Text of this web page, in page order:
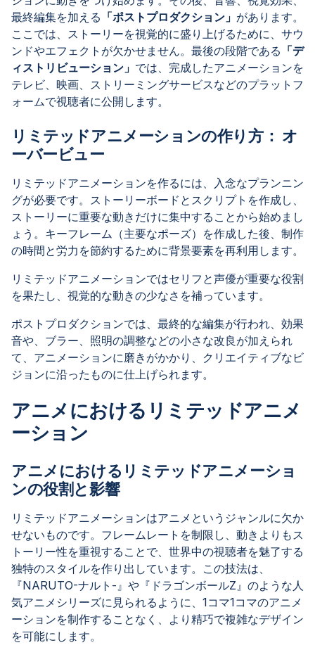
最終編集を加える 「ポストプロダクション」 があります。
ここでは、ストーリーを視覚的に盛り上げるために、サウ
ンドやエフェクトが欠かせません。最後の段階である 「デ
ィストリビューション」 では、完成したアニメーションを
テレビ、映画、ストリーミングサービスなどのプラットフ
ォームで視聴者に公開します。
リミテッドアニメーションの作り方： オ
ーバービュー
リミテッドアニメーションを作るには、入念なプランニン
グが必要です。ストーリーボードとスクリプトを作成し、
ストーリーに重要な動きだけに集中することから始めまし
ょう。キーフレーム（主要なポーズ）を作成した後、制作
の時間と労力を節約するために背景要素を再利用します。
リミテッドアニメーションではセリフと声優が重要な役割
を果たし、視覚的な動きの少なさを補っています。
ポストプロダクションでは、最終的な編集が行われ、効果
音や、ブラー、照明の調整などの小さな改良が加えられ
て、アニメーションに磨きがかかり、クリエイティブなビ
ジョンに沿ったものに仕上げられます。
アニメにおけるリミテッドアニメ
ーション
アニメにおけるリミテッドアニメーショ
ンの役割と影響
リミテッドアニメーションはアニメというジャンルに欠か
せないものです。フレームレートを制限し、動きよりもス
トーリー性を重視することで、世界中の視聴者を魅了する
独特のスタイルを作り出しています。この技法は、
『NARUTO-ナルト-』や『ドラゴンボールZ』のような人
気アニメシリーズに見られるように、1コマ1コマのアニメ
ーションを制作することなく、より精巧で複雑なデザイン
を可能にします。